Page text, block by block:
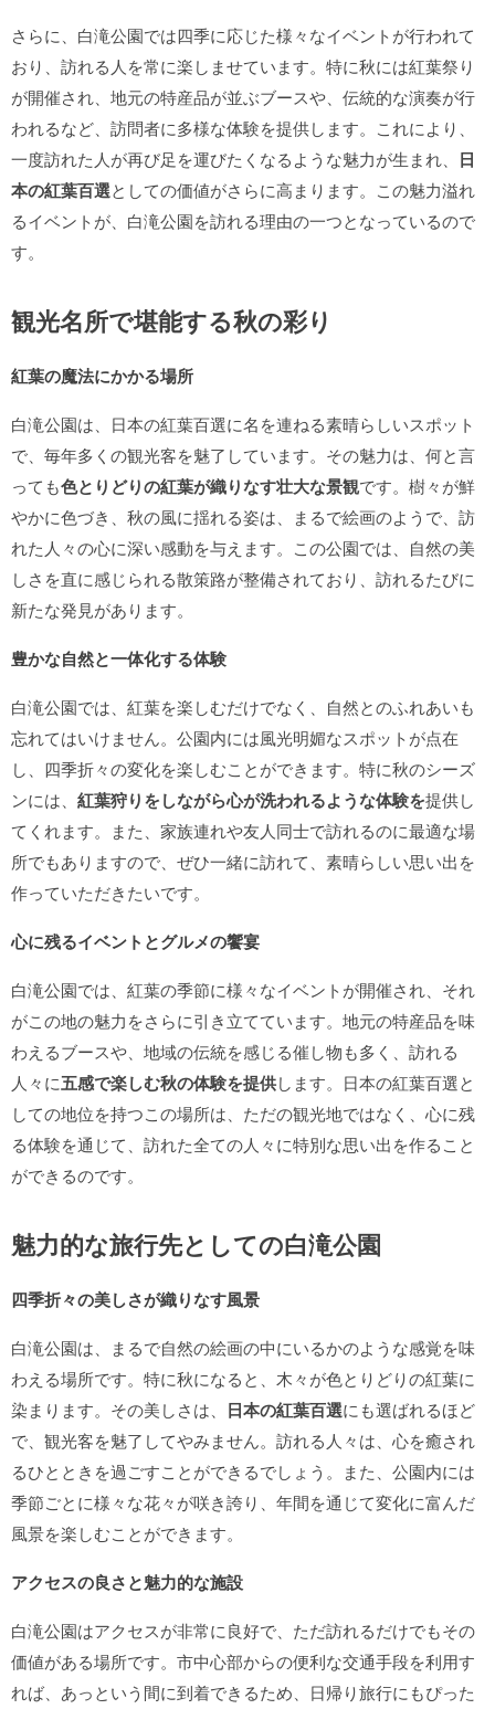
さらに、白滝公園では四季に応じた様々なイベントが行われて
おり、訪れる人を常に楽しませています。特に秋には紅葉祭り
が開催され、地元の特産品が並ぶブースや、伝統的な演奏が行
われるなど、訪問者に多様な体験を提供します。これにより、
一度訪れた人が再び足を運びたくなるような魅力が生まれ、 日
本の紅葉百選としての価値がさらに高まります。この魅力溢れ
るイベントが、白滝公園を訪れる理由の一つとなっているので
す。
観光名所で堪能する秋の彩り
紅葉の魔法にかかる場所
白滝公園は、日本の紅葉百選に名を連ねる素晴らしいスポット
で、毎年多くの観光客を魅了しています。その魅力は、何と言
っても色とりどりの紅葉が織りなす壮大な景観です。樹々が鮮
やかに色づき、秋の風に揺れる姿は、まるで絵画のようで、訪
れた人々の心に深い感動を与えます。この公園では、自然の美
しさを直に感じられる散策路が整備されており、訪れるたびに
新たな発見があります。
豊かな自然と一体化する体験
白滝公園では、紅葉を楽しむだけでなく、自然とのふれあいも
忘れてはいけません。公園内には風光明媚なスポットが点在
し、四季折々の変化を楽しむことができます。特に秋のシーズ
ンには、 紅葉狩りをしながら心が洗われるような体験を提供し
てくれます。また、家族連れや友人同士で訪れるのに最適な場
所でもありますので、ぜひ一緒に訪れて、素晴らしい思い出を
作っていただきたいです。
心に残るイベントとグルメの饗宴
白滝公園では、紅葉の季節に様々なイベントが開催され、それ
がこの地の魅力をさらに引き立てています。地元の特産品を味
わえるブースや、地域の伝統を感じる催し物も多く、訪れる
人々に五感で楽しむ秋の体験を提供します。日本の紅葉百選と
しての地位を持つこの場所は、ただの観光地ではなく、心に残
る体験を通じて、訪れた全ての人々に特別な思い出を作ること
ができるのです。
魅力的な旅行先としての白滝公園
四季折々の美しさが織りなす風景
白滝公園は、まるで自然の絵画の中にいるかのような感覚を味
わえる場所です。特に秋になると、木々が色とりどりの紅葉に
染まります。その美しさは、 日本の紅葉百選にも選ばれるほど
で、観光客を魅了してやみません。訪れる人々は、心を癒され
るひとときを過ごすことができるでしょう。また、公園内には
季節ごとに様々な花々が咲き誇り、年間を通じて変化に富んだ
風景を楽しむことができます。
アクセスの良さと魅力的な施設
白滝公園はアクセスが非常に良好で、ただ訪れるだけでもその
価値がある場所です。市中心部からの便利な交通手段を利用す
れば、あっという間に到着できるため、日帰り旅行にもぴった